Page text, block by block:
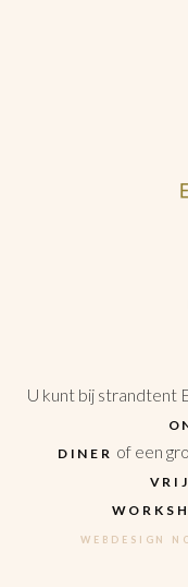
U kunt bij strandtent
DINER of een
WEBDESIGN